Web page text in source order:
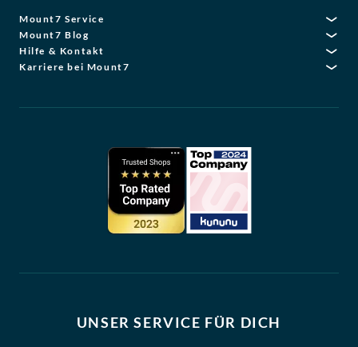
Mount7 Service
Mount7 Blog
Hilfe & Kontakt
Karriere bei Mount7
UNSER SERVICE FÜR DICH